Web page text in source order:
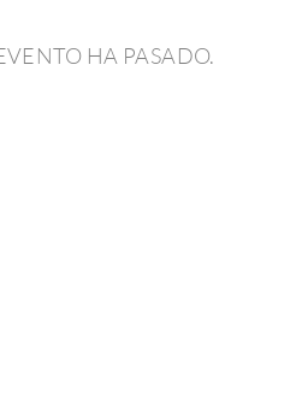
HA PASADO.